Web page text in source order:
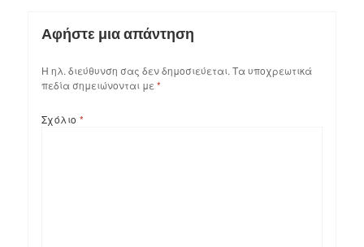
Αφήστε μια απάντηση
Η ηλ. διεύθυνση σας δεν δημοσιεύεται. Τα υποχρεωτικά
πεδία σημειώνονται με *
Σχόλιο *